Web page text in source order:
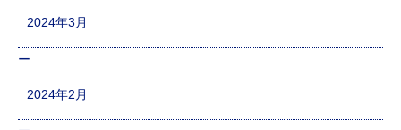
2024年3月
2024年2月